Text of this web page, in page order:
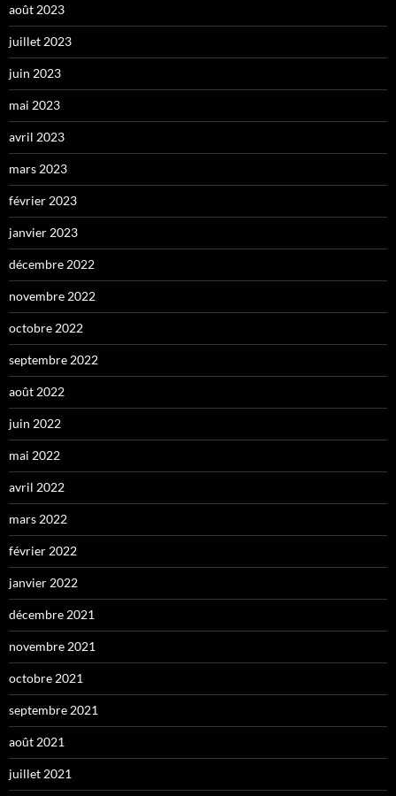
août 2023
juillet 2023
juin 2023
mai 2023
avril 2023
mars 2023
février 2023
janvier 2023
décembre 2022
novembre 2022
octobre 2022
septembre 2022
août 2022
juin 2022
mai 2022
avril 2022
mars 2022
février 2022
janvier 2022
décembre 2021
novembre 2021
octobre 2021
septembre 2021
août 2021
juillet 2021